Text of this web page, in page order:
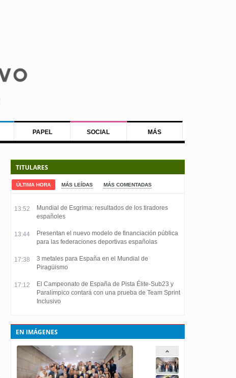
PAPEL SOCIAL MÁS
TITULARES
ÚLTIMA HORA MÁS LEÍDAS MÁS COMENTADAS
13:52
Mundial de Esgrima: resultados de los tiradores
españoles
13:44
Presentan el nuevo modelo de financiación pública
para las federaciones deportivas españolas
17:38
3 metales para España en el Mundial de
Piragüismo
17:12
El Campeonato de España de Pista Élite-Sub23 y
Paralímpico contará con una prueba de Team Sprint
Inclusivo
EN IMÁGENES